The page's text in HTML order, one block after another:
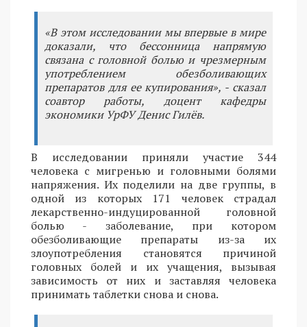
«В этом исследовании мы впервые в мире
доказали, что бессонница напрямую
связана с головной болью и чрезмерным
употреблением обезболивающих
препаратов для ее купирования», - сказал
соавтор работы, доцент кафедры
экономики УрФУ Денис Гилёв.
В исследовании приняли участие 344
человека с мигренью и головными болями
напряжения. Их поделили на две группы, в
одной из которых 171 человек страдал
лекарственно-индуцированной головной
болью - заболевание, при котором
обезболивающие препараты из-за их
злоупотребления становятся причиной
головных болей и их учащения, вызывая
зависимость от них и заставляя человека
принимать таблетки снова и снова.